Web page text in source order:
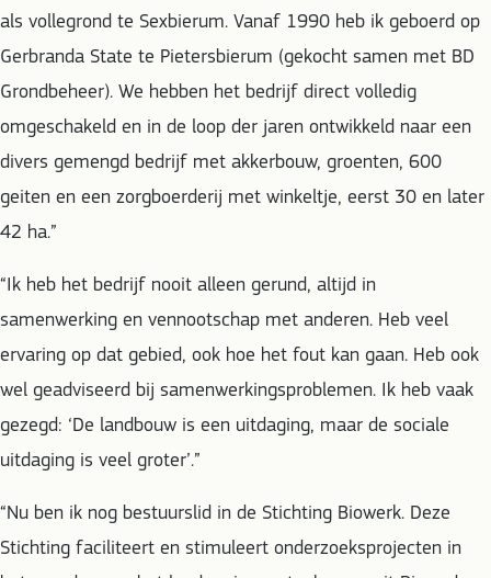
als vollegrond te Sexbierum. Vanaf 1990 heb ik geboerd op
Gerbranda State te Pietersbierum (gekocht samen met BD
Grondbeheer). We hebben het bedrijf direct volledig
omgeschakeld en in de loop der jaren ontwikkeld naar een
divers gemengd bedrijf met akkerbouw, groenten, 600
geiten en een zorgboerderij met winkeltje, eerst 30 en later
42 ha.”
“Ik heb het bedrijf nooit alleen gerund, altijd in
samenwerking en vennootschap met anderen. Heb veel
ervaring op dat gebied, ook hoe het fout kan gaan. Heb ook
wel geadviseerd bij samenwerkingsproblemen. Ik heb vaak
gezegd: ‘De landbouw is een uitdaging, maar de sociale
uitdaging is veel groter’.”
“Nu ben ik nog bestuurslid in de Stichting Biowerk. Deze
Stichting faciliteert en stimuleert onderzoeksprojecten in